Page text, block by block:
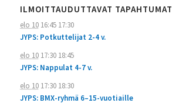
ILMOITTAUDUTTAVAT TAPAHTUMAT
elo 1016:45 17:30
JYPS: Potkuttelijat 2-4 v.
elo 1017:30 18:45
JYPS: Nappulat 4-7 v.
elo 1017:30 18:30
JYPS: BMX-ryhmä 6–15-vuotiaille